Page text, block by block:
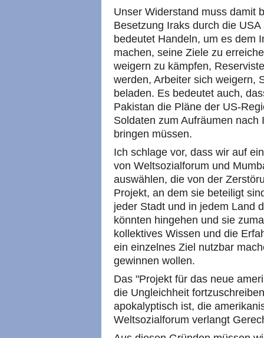
Unser Widerstand muss damit
Besetzung Iraks durch die
bedeutet Handeln, um es dem
machen, seine Ziele zu
weigern zu kämpfen,
werden, Arbeiter sich weigern,
beladen. Es bedeutet auch,
Pakistan die Pläne der US-
Soldaten zum Aufräumen
bringen müssen.
Ich schlage vor, dass wir auf
von Weltsozialforum und
auswählen, die von der
Projekt, an dem sie beteiligt
jeder Stadt und in jedem Land
könnten hingehen und sie
kollektives Wissen und die
ein einzelnes Ziel nutzbar
gewinnen wollen.
Das "Projekt für das neue
die Ungleichheit
apokalyptisch ist, die
Weltsozialforum verlangt